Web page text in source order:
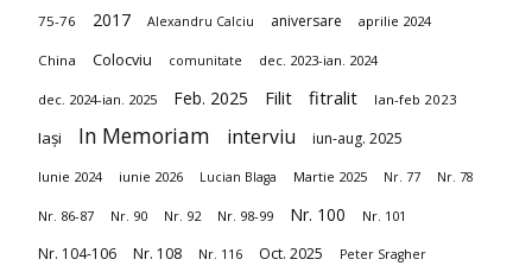
75-76 2017 Alexandru Calciu aniversare aprilie 2024
China Colocviu comunitate dec. 2023-ian. 2024
dec. 2024-ian. 2025 Feb. 2025 Filit fitralit Ian-feb 2023
Iași In Memoriam interviu iun-aug. 2025
Iunie 2024 iunie 2026 Lucian Blaga Martie 2025 Nr. 77 Nr. 78
Nr. 86-87 Nr. 90 Nr. 92 Nr. 98-99 Nr. 100 Nr. 101
Nr. 104-106 Nr. 108 Nr. 116 Oct. 2025 Peter Sragher